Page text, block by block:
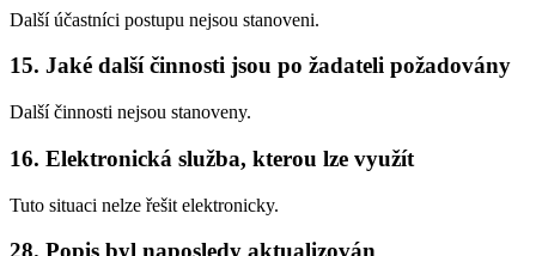
Další účastníci postupu nejsou stanoveni.
15. Jaké další činnosti jsou po žadateli požadovány
Další činnosti nejsou stanoveny.
16. Elektronická služba, kterou lze využít
Tuto situaci nelze řešit elektronicky.
28. Popis byl naposledy aktualizován